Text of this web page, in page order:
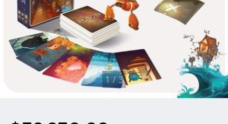
1/3